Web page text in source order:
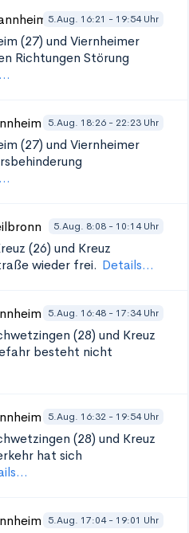
5.Aug. 16:21 - 19:54 Uhr
(27) und Viernheimer
Richtungen Störung
5.Aug. 18:26 - 22:23 Uhr
(27) und Viernheimer
5.Aug. 8:08 - 10:14 Uhr
(26) und Kreuz
wieder frei. Details...
5.Aug. 16:48 - 17:34 Uhr
(28) und Kreuz
besteht nicht
5.Aug. 16:32 - 19:54 Uhr
(28) und Kreuz
hat sich
5.Aug. 17:04 - 19:01 Uhr